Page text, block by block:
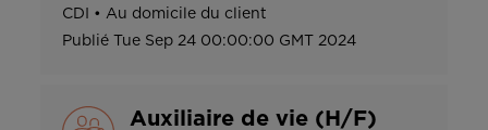
CDI • Au domicile du client
Publié
Tue Sep 24 00:00:00 GMT 2024
Auxiliaire de vie (H/F)